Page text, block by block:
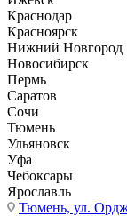
Краснодар
Красноярск
Нижний Новгород
Новосибирск
Пермь
Саратов
Сочи
Тюмень
Ульяновск
Уфа
Чебоксары
Ярославль
Тюмень, ул.